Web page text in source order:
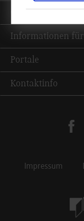
Informationen für
Portale
Kontaktinfo
Impressum